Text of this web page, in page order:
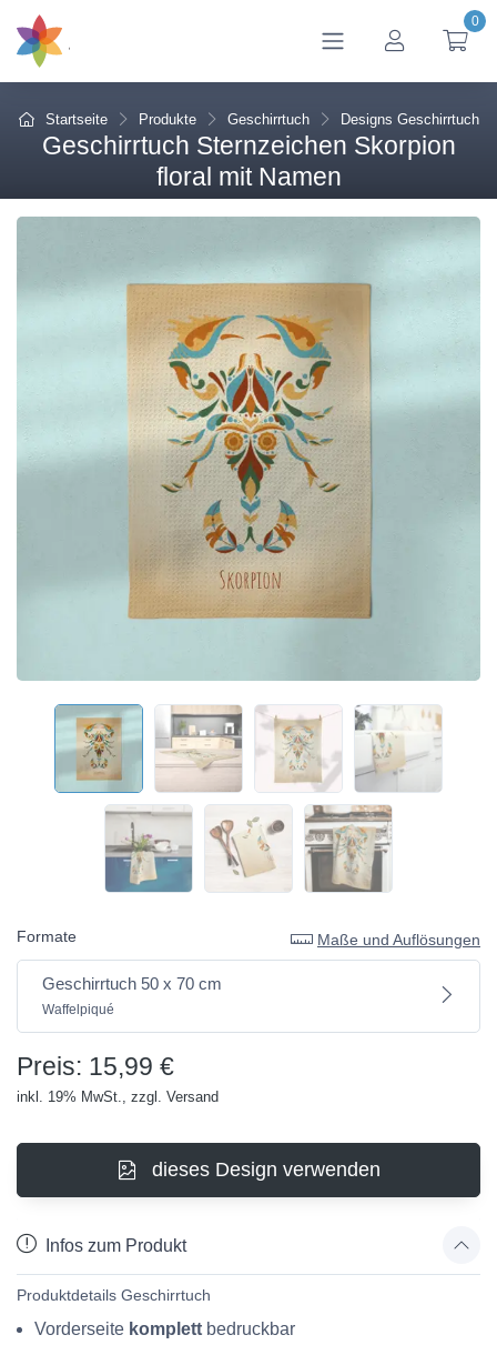
0
Startseite Produkte Geschirrtuch Designs Geschirrtuch
Geschirrtuch Sternzeichen Skorpion
floral mit Namen
Formate Maße und Auflösungen
Geschirrtuch 50 x 70 cm
Waffelpiqué
Preis: 15,99 €
inkl. 19% MwSt., zzgl. Versand
dieses Design verwenden
Infos zum Produkt
Produktdetails Geschirrtuch
Vorderseite komplett bedruckbar